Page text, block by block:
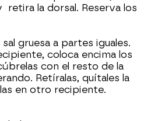
retira la dorsal. Reserva los
gruesa a partes iguales.
coloca encima los
con el resto de la
Retíralas, quítales la
en otro recipiente.